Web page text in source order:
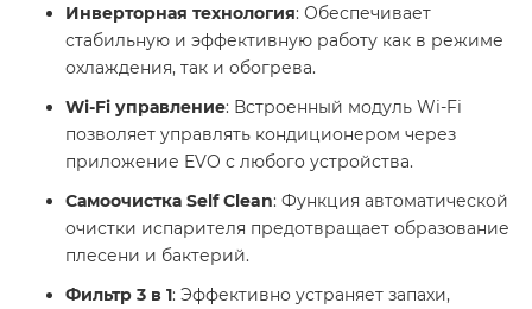
Инверторная технология: Обеспечивает
стабильную и эффективную работу как в режиме
охлаждения, так и обогрева.​
Wi-Fi управление: Встроенный модуль Wi-Fi
позволяет управлять кондиционером через
приложение EVO с любого устройства.
Самоочистка Self Clean: Функция автоматической
очистки испарителя предотвращает образование
плесени и бактерий.
Фильтр 3 в 1: Эффективно устраняет запахи,